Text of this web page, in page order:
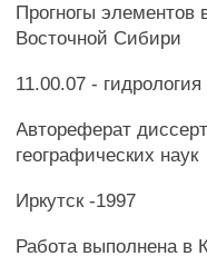
Прогногы элементов
Восточной Сибири
11.00.07 -
Автореферат
географических наук
Иркутск -1997
Работа выполнена в